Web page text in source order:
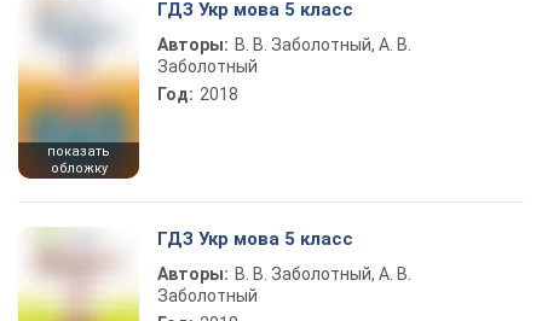
показать
обложку
ГДЗ Укр мова 5 класс
Авторы: В. В. Заболотный, А. В.
Заболотный
Год: 2018
ГДЗ Укр мова 5 класс
Авторы: В. В. Заболотный, А. В.
Заболотный